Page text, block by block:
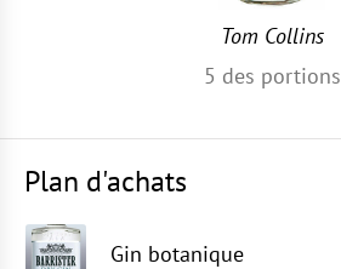
Tom Collins
5 des portions
Plan d'achats
Gin botanique